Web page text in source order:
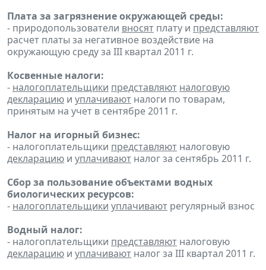
Плата за загрязнение окружающей среды:
- природопользователи вносят плату и представляют
расчет платы за негативное воздействие на
окружающую среду за III квартал 2011 г.
Косвенные налоги:
- налогоплательщики представляют налоговую
декларацию и уплачивают налоги по товарам,
принятым на учет в сентябре 2011 г.
Налог на игорный бизнес:
- налогоплательщики представляют налоговую
декларацию и уплачивают налог за сентябрь 2011 г.
Сбор за пользование объектами водных
биологических ресурсов:
- налогоплательщики уплачивают регулярный взнос
Водный налог:
- налогоплательщики представляют налоговую
декларацию и уплачивают налог за III квартал 2011 г.